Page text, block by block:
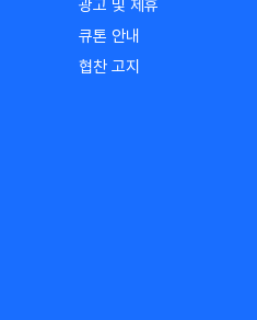
광고 및 제휴
큐톤 안내
협찬 고지